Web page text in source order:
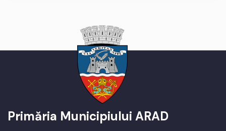
Primăria Municipiului ARAD